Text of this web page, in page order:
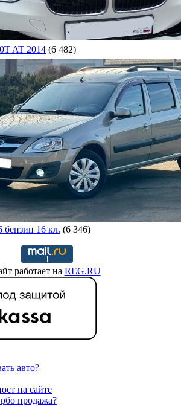
AT 2014 (6 482)
бензин 16 кл. (6 346)
работает на REG.RU
авто?
на сайте
продажа?